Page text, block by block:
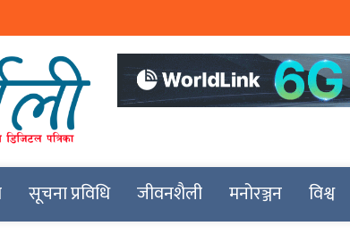
सूचना प्रविधि जीवनशैली मनोरञ्जन विश्व